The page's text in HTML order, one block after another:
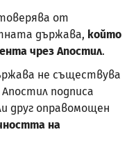
от
държава, който
чрез Апостил.
не съществува
подписа
друг оправомощен
на